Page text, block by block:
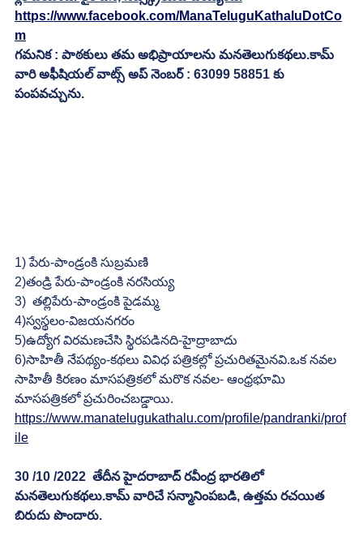
https://www.facebook.com/ManaTeluguKathaluDotCo
m
గమనిక : పాఠకులు తమ అభిప్రాయాలను మనతెలుగుకథలు.కామ్
వారి అఫీషియల్ వాట్స్ అప్ నెంబర్ : 63099 58851 కు
పంపవచ్చును.
1) పేరు-పాండ్రంకి సుబ్రమణి
2)తండ్రి పేరు-పాండ్రంకి నరసియ్య
3)  తల్లిపేరు-పాండ్రంకి పైడమ్మ
4)స్వస్థలం-విజయనగరం
5)ఉద్యోగ విరమణచేసి స్థిరపడినది-హైద్రాబాదు
6)సాహితీ నేపథ్యం-కథలు వివిధ పత్రికల్లో ప్రచురితమైనవి.ఒక నవల
సాహితీ కిరణం మాసపత్రికలో మరొక నవల- ఆంధ్రభూమి
మాసపత్రికలో ప్రచురించబడ్డాయి.
https://www.manatelugukathalu.com/profile/pandranki/prof
ile
30 /10 /2022  తేదీన హైదరాబాద్ రవీంద్ర భారతిలో
మనతెలుగుకథలు.కామ్ వారిచే సన్మానింపబడి, ఉత్తమ రచయిత
బిరుదు పొందారు.